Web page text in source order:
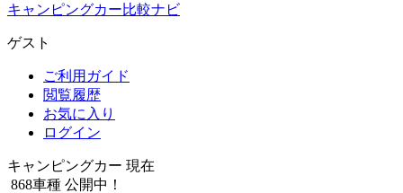
キャンピングカー比較ナビ
ゲスト
ご利用ガイド
閲覧履歴
お気に入り
ログイン
キャンピングカー 現在
868車種 公開中！